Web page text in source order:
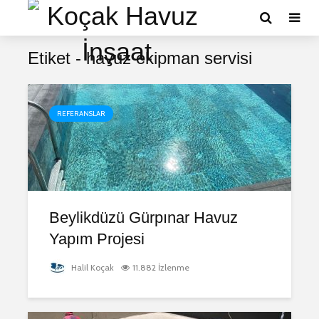
Etiket - havuz ekipman servisi
REFERANSLAR
Beylikdüzü Gürpınar Havuz
Yapım Projesi
Halil Koçak 11.882 İzlenme